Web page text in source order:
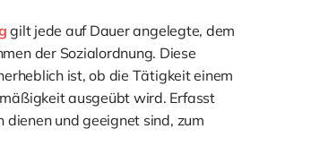
gilt jede auf Dauer angelegte, dem
der Sozialordnung. Diese
ist, ob die Tätigkeit einem
ausgeübt wird. Erfasst
und geeignet sind, zum